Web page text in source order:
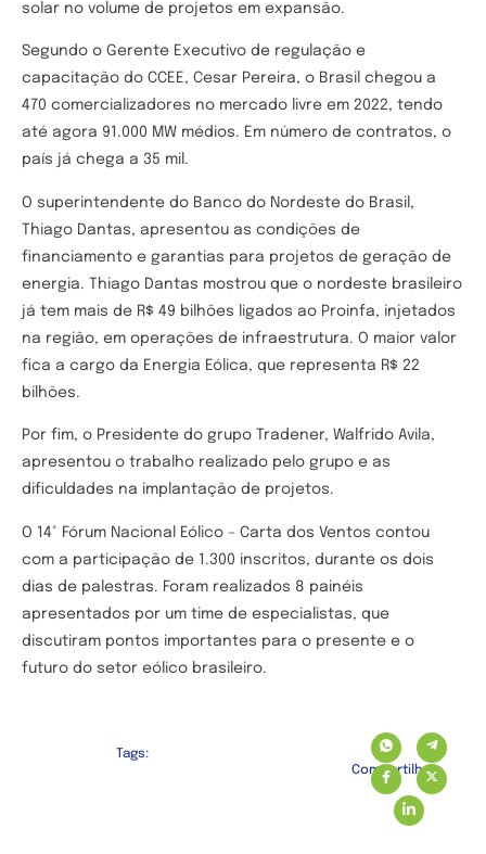
solar no volume de projetos em expansão.
Segundo o Gerente Executivo de regulação e
capacitação do CCEE, Cesar Pereira, o Brasil chegou a
470 comercializadores no mercado livre em 2022, tendo
até agora 91.000 MW médios. Em número de contratos, o
país já chega a 35 mil.
O superintendente do Banco do Nordeste do Brasil,
Thiago Dantas, apresentou as condições de
financiamento e garantias para projetos de geração de
energia. Thiago Dantas mostrou que o nordeste brasileiro
já tem mais de R$ 49 bilhões ligados ao Proinfa, injetados
na região, em operações de infraestrutura. O maior valor
fica a cargo da Energia Eólica, que representa R$ 22
bilhões.
Por fim, o Presidente do grupo Tradener, Walfrido Avila,
apresentou o trabalho realizado pelo grupo e as
dificuldades na implantação de projetos.
O 14° Fórum Nacional Eólico – Carta dos Ventos contou
com a participação de 1.300 inscritos, durante os dois
dias de palestras. Foram realizados 8 painéis
apresentados por um time de especialistas, que
discutiram pontos importantes para o presente e o
futuro do setor eólico brasileiro.
Tags:
Compartilhe: